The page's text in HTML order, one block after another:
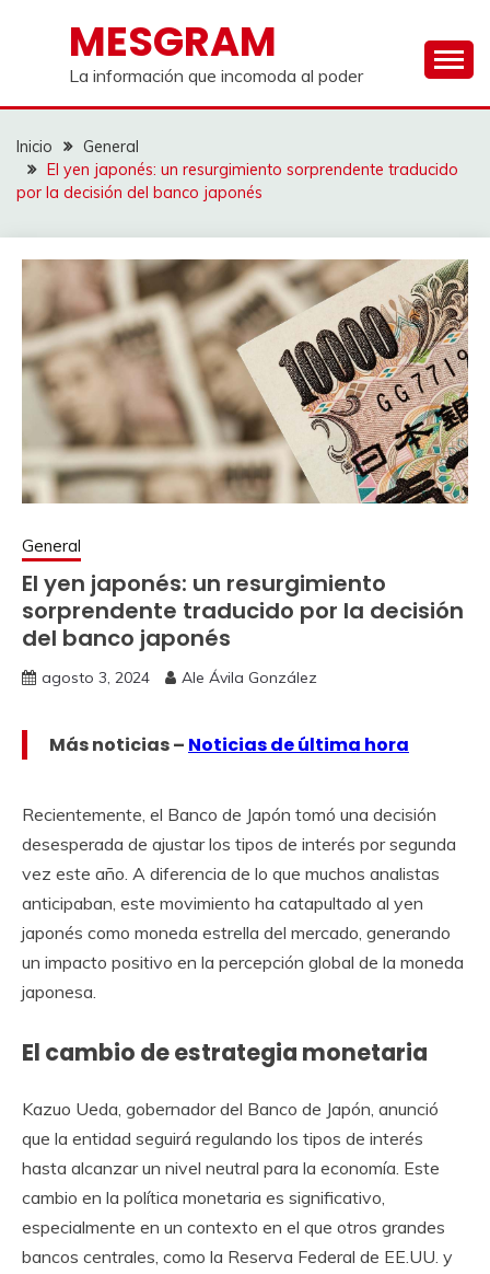
contenidoMESGRAM
La información que incomoda al poder
Inicio
General
El yen japonés: un resurgimiento sorprendente traducido
por la decisión del banco japonés
General
El yen japonés: un resurgimiento
sorprendente traducido por la decisión
del banco japonés
agosto 3, 2024 Ale Ávila González
Más noticias – Noticias de última hora
Recientemente, el Banco de Japón tomó una decisión
desesperada de ajustar los tipos de interés por segunda
vez este año. A diferencia de lo que muchos analistas
anticipaban, este movimiento ha catapultado al yen
japonés como moneda estrella del mercado, generando
un impacto positivo en la percepción global de la moneda
japonesa.
El cambio de estrategia monetaria
Kazuo Ueda, gobernador del Banco de Japón, anunció
que la entidad seguirá regulando los tipos de interés
hasta alcanzar un nivel neutral para la economía. Este
cambio en la política monetaria es significativo,
especialmente en un contexto en el que otros grandes
bancos centrales, como la Reserva Federal de EE.UU. y